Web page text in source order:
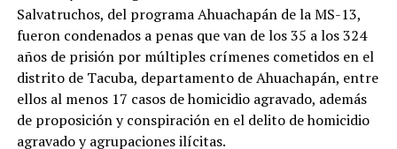
Salvatruchos, del programa Ahuachapán de la MS-13,
fueron condenados a penas que van de los 35 a los 324
años de prisión por múltiples crímenes cometidos en el
distrito de Tacuba, departamento de Ahuachapán, entre
ellos al menos 17 casos de homicidio agravado, además
de proposición y conspiración en el delito de homicidio
agravado y agrupaciones ilícitas.